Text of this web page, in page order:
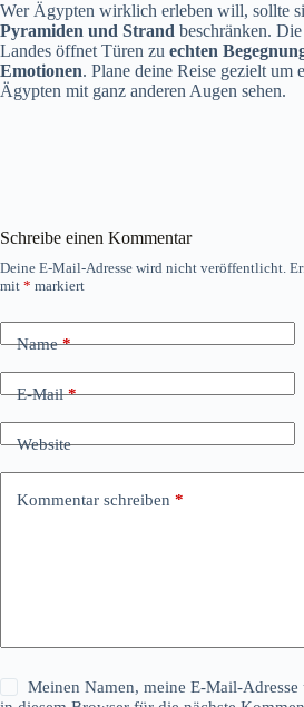
Wer Ägypten wirklich erleben will, sollte
Pyramiden und Strand beschränken.
Landes öffnet Türen zu echten
Emotionen. Plane deine Reise gezielt um
Ägypten mit ganz anderen Augen sehen.
Schreibe einen Kommentar
Deine E-Mail-Adresse wird nicht veröffentlicht.
mit * markiert
Name*
E-Mail*
Website
Kommentar schreiben *
Meinen Namen, meine E-Mail-Adresse